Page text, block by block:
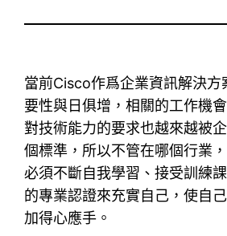
當前Cisco作爲企業資訊解決方
要性與日俱增，相關的工作機
對技術能力的要求也越來越被
個標準，所以不管在哪個行業
必須不斷自我學習、接受訓練
的專業認證來充實自己，使自
加得心應手。